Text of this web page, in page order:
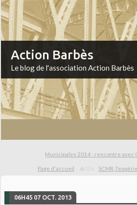
Action Barbès
Le blog de l'association Action Barbès
Municipales 2014 : rencontre avec
Page d'accueil SCMR,
06H45 07 OCT. 2013